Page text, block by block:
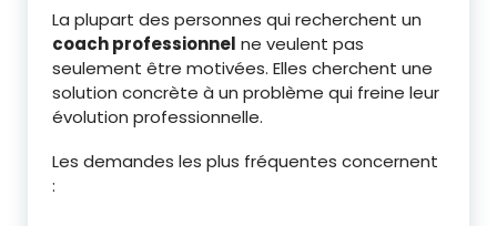
La plupart des personnes qui recherchent un
coach professionnel ne veulent pas
seulement être motivées. Elles cherchent une
solution concrète à un problème qui freine leur
évolution professionnelle.
Les demandes les plus fréquentes concernent
: